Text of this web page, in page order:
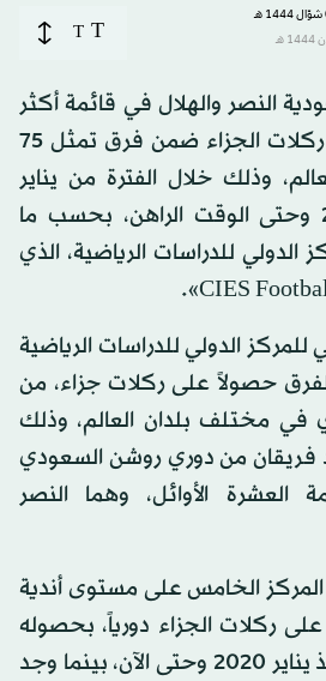
T
T
النصر والهلال في قائمة أكثر
10 أندية حصولاً على ركلات الجزاء ضمن فرق تمثل 75
وذلك خلال الفترة من يناير
(كانون الثاني) 2020 وحتى الوقت الراهن، بحسب ما
الدولي للدراسات الرياضية، الذي
الدولي للدراسات الرياضية
حصولاً على ركلات جزاء، من
دوري في مختلف بلدان العالم، وذلك
ليوجد فريقان من دوري روشن السعودي
العشرة الأوائل، وهما النصر
الخامس على مستوى أندية
ركلات الجزاء دورياً، بحصوله
على 39 ركلة جزاء منذ يناير 2020 وحتى الآن، بينما وجد